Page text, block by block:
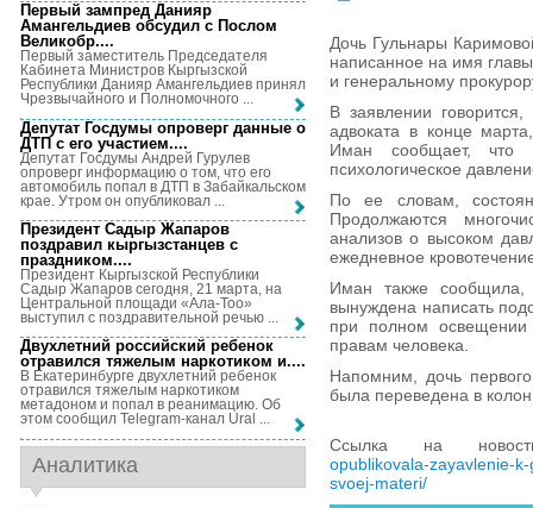
Дочь Гульнары
написанное на имя
и генеральному
В заявлении
адвоката в конце
Иман сообщает, что
психологическое
По ее словам,
Продолжаются
анализов о высоком
ежедневное
Иман также сообщила,
вынуждена написать
при полном
правам человека.
Напомним, дочь
была переведена в
Ссылка на
opublikovala-zayavlenie-
svoej-materi/
Первый зампред Данияр
Амангельдиев обсудил с Послом
Великобр....
Первый заместитель Председателя
Кабинета Министров Кыргызской
Республики Данияр Амангельдиев принял
Чрезвычайного и Полномочного ...
Депутат Госдумы опроверг данные о
ДТП с его участием....
Депутат Госдумы Андрей Гурулев
опроверг информацию о том, что его
автомобиль попал в ДТП в Забайкальском
крае. Утром он опубликовал ...
Президент Садыр Жапаров
поздравил кыргызстанцев с
праздником....
Президент Кыргызской Республики
Садыр Жапаров сегодня, 21 марта, на
Центральной площади «Ала-Тоо»
выступил с поздравительной речью ...
Двухлетний российский ребенок
отравился тяжелым наркотиком и....
В Екатеринбурге двухлетний ребенок
отравился тяжелым наркотиком
метадоном и попал в реанимацию. Об
этом сообщил Telegram-канал Ural ...
Аналитика